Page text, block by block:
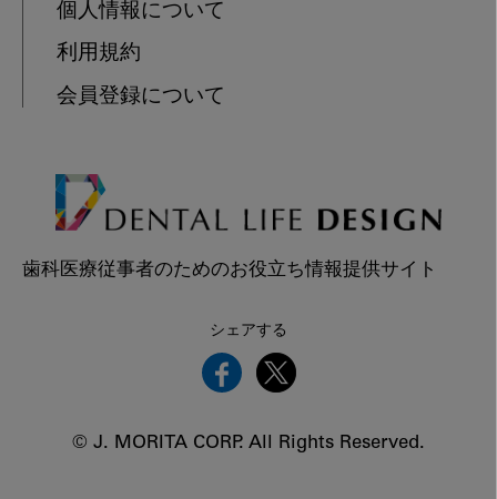
個人情報について
利用規約
会員登録について
歯科医療従事者のためのお役立ち情報提供サイト
シェアする
© J. MORITA CORP. All Rights Reserved.